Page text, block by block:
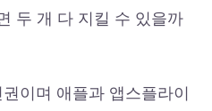
두 개 다 지킬 수 있을까
이며 애플과 앱스플라이